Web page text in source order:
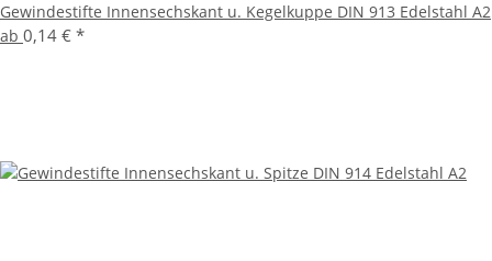
Gewindestifte Innensechskant u. Kegelkuppe DIN 913 Edelstahl A2
ab 0,14 € *